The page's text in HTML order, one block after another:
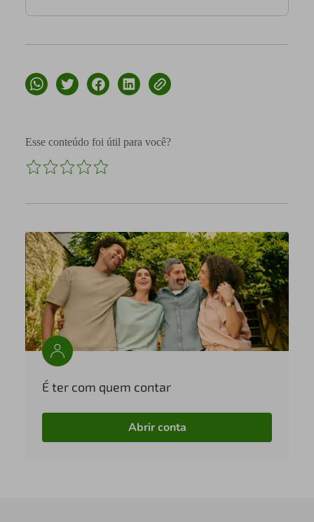
Esse conteúdo foi útil para você?
É ter com quem contar
Abrir conta